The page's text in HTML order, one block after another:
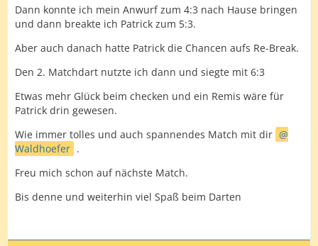
Dann konnte ich mein Anwurf zum 4:3 nach Hause bringen
und dann breakte ich Patrick zum 5:3.
Aber auch danach hatte Patrick die Chancen aufs Re-Break.
Den 2. Matchdart nutzte ich dann und siegte mit 6:3
Etwas mehr Glück beim checken und ein Remis wäre für
Patrick drin gewesen.
Wie immer tolles und auch spannendes Match mit dir
Waldhoefer .
Freu mich schon auf nächste Match.
Bis denne und weiterhin viel Spaß beim Darten